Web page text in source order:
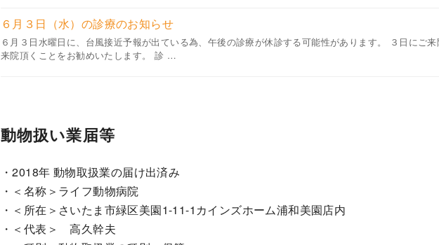
６月３日（水）の診療のお知らせ
６月３日水曜日に、台風接近予報が出ている為、午後の診療が休診する可能性があります。 ３日にご
来院頂くことをお勧めいたします。 診 …
動物扱い業届等
・2018年 動物取扱業の届け出済み
・＜名称＞ライフ動物病院
・＜所在＞さいたま市緑区美園1-11-1カインズホーム浦和美園店内
・＜代表＞ 高久幹夫